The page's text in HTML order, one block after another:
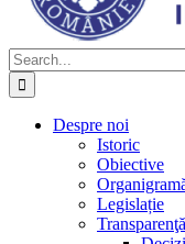
Search
for:
Despre noi
Istoric
Obiective
Legislație
Transparenţă